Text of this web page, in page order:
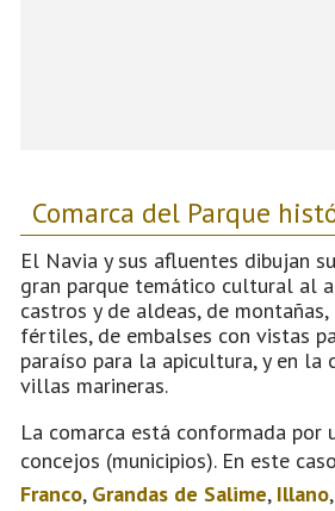
Comarca del Parque
El Navia y sus afluentes dibujan
gran parque temático cultural al
castros y de aldeas, de
fértiles, de embalses con vistas
paraíso para la apicultura, y en la
villas marineras.
La comarca está conformada por
concejos (municipios). En este
Franco, Grandas de Salime, Illano,